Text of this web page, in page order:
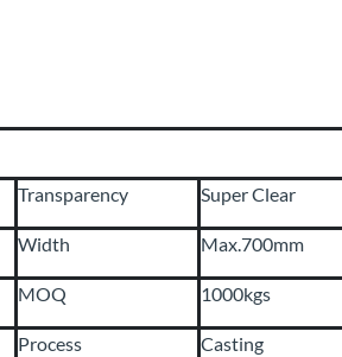
Transparency Super Clear
Width Max.700mm
MOQ 1000kgs
Process Casting